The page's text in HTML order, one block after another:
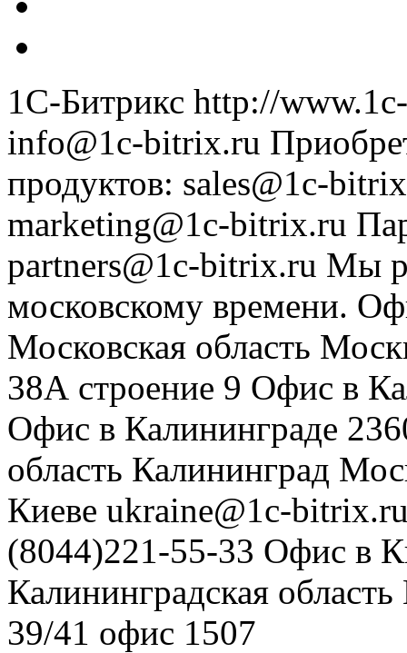
1С-Битрикс http://
info@1c-bitrix.ru
продуктов: sales@1c-
marketing@1c-bitrix.ru
partners@1c-bitrix.ru Мы
московскому времени.
Московская область
38А строение 9 Офис в
Офис в Калининграде
область Калининград
Киеве ukraine@1c-
(8044)221-55-33 Офис в
Калининградская область
39/41 офис 1507